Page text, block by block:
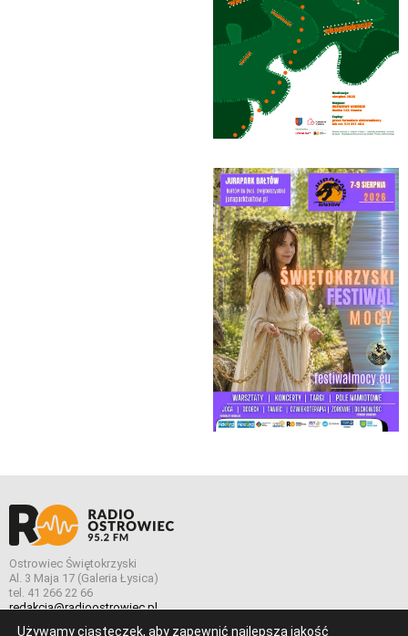
Ostrowiec Świętokrzyski
Al. 3 Maja 17 (Galeria Łysica)
tel. 41 266 22 66
redakcja@radioostrowiec.pl
Używamy ciasteczek, aby zapewnić najlepszą jakość